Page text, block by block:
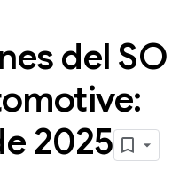
del SO
2025